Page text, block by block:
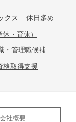
クス 休日多め
・育休）
・管理職候補
格取得支援
会社概要